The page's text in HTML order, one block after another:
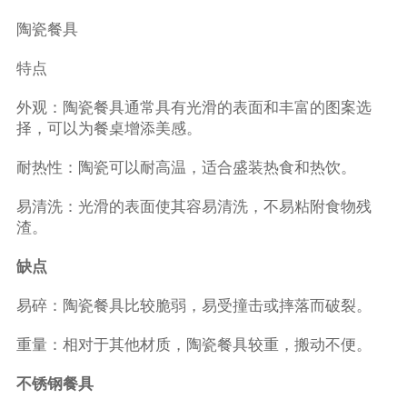
陶瓷餐具
特点
外观：陶瓷餐具通常具有光滑的表面和丰富的图案选
择，可以为餐桌增添美感。
耐热性：陶瓷可以耐高温，适合盛装热食和热饮。
易清洗：光滑的表面使其容易清洗，不易粘附食物残
渣。
缺点
易碎：陶瓷餐具比较脆弱，易受撞击或摔落而破裂。
重量：相对于其他材质，陶瓷餐具较重，搬动不便。
不锈钢餐具